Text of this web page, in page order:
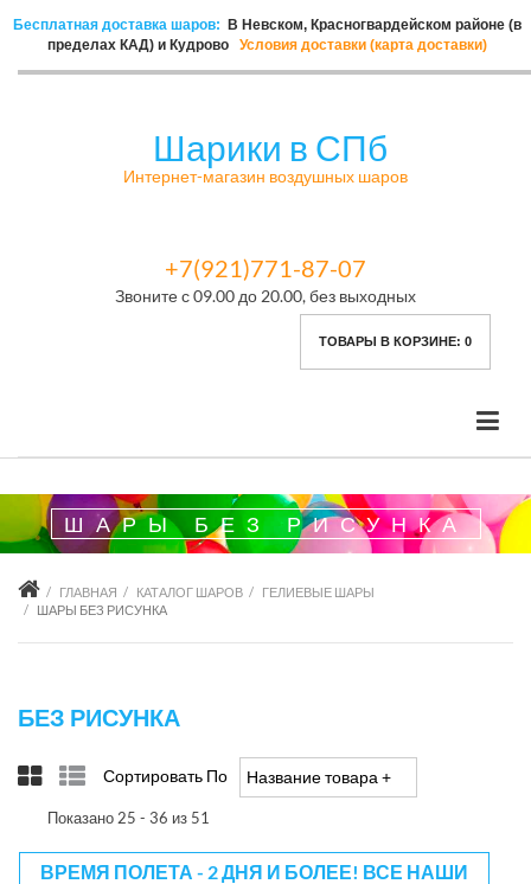
Бесплатная доставка шаров:
В Невском, Красногвардейском районе (в
пределах КАД) и Кудрово
Условия доставки (карта доставки)
Шарики в СПб
Интернет-магазин воздушных шаров
+7(921)771-87-07
Звоните с 09.00 до 20.00, без выходных
ТОВАРЫ В КОРЗИНЕ: 0
ШАРЫ БЕЗ РИСУНКА
ГЛАВНАЯ КАТАЛОГ ШАРОВ
ГЕЛИЕВЫЕ ШАРЫ
ШАРЫ БЕЗ РИСУНКА
БЕЗ РИСУНКА
Сортировать По Название товара +/-
Показано 25 - 36 из 51
ВРЕМЯ ПОЛЕТА - 2 ДНЯ И БОЛЕЕ! ВСЕ НАШИ